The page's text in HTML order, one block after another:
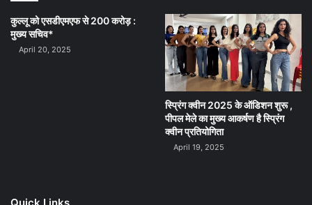
कुल्लू को एसडीएमएफ से 200 करोड़ :
मुख्य सचिव*
April 20, 2025
स्प्रिंग क्वीन 2025 के ऑडिशन शुरू ,
पीपल मेले का मुख्य आकर्षण है स्प्रिंग
क्वीन प्रतियोगिता
April 19, 2025